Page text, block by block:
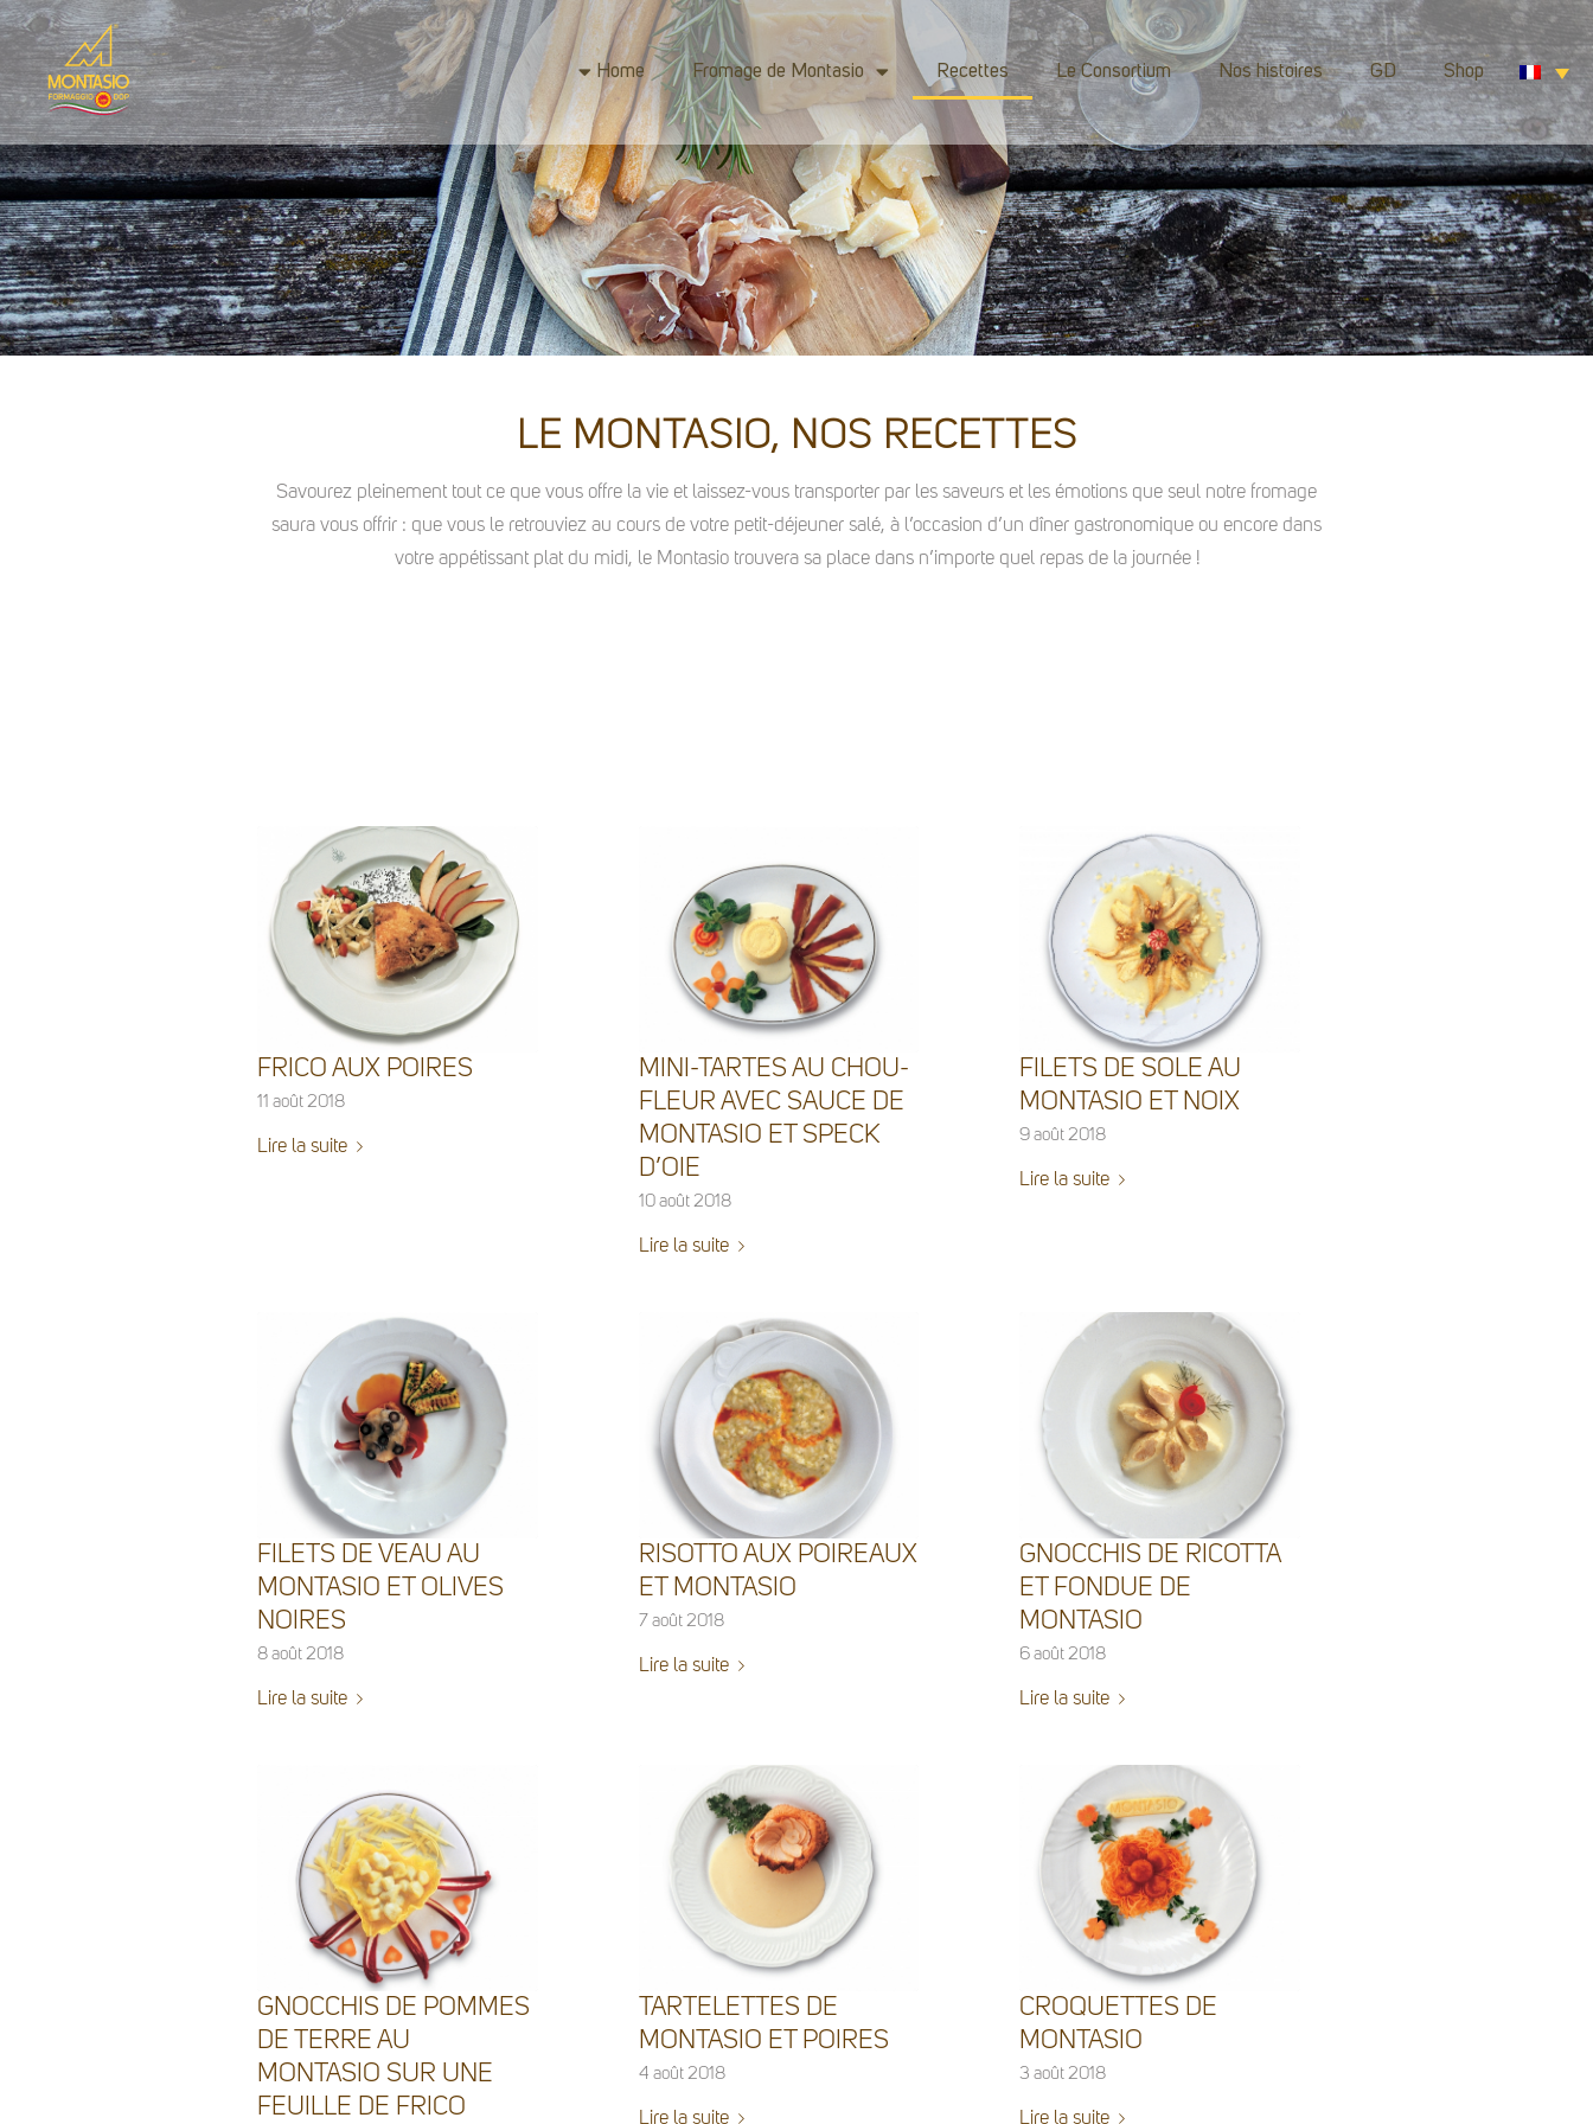
Home Fromage de Montasio Recettes Le Consortium Nos histoires GD Shop
LE MONTASIO, NOS RECETTES
Savourez pleinement tout ce que vous offre la vie et laissez-vous transporter par les saveurs et les émotions que seul notre fromage
saura vous offrir : que vous le retrouviez au cours de votre petit-déjeuner salé, à l’occasion d’un dîner gastronomique ou encore dans
votre appétissant plat du midi, le Montasio trouvera sa place dans n’importe quel repas de la journée !
FRICO AUX POIRES
11 août 2018
Lire la suite
MINI-TARTES AU CHOU-
FLEUR AVEC SAUCE DE
MONTASIO ET SPECK
D’OIE
10 août 2018
Lire la suite
FILETS DE SOLE AU
MONTASIO ET NOIX
9 août 2018
Lire la suite
FILETS DE VEAU AU
MONTASIO ET OLIVES
NOIRES
8 août 2018
Lire la suite
RISOTTO AUX POIREAUX
ET MONTASIO
7 août 2018
Lire la suite
GNOCCHIS DE RICOTTA
ET FONDUE DE
MONTASIO
6 août 2018
Lire la suite
GNOCCHIS DE POMMES
DE TERRE AU
MONTASIO SUR UNE
FEUILLE DE FRICO
TARTELETTES DE
MONTASIO ET POIRES
4 août 2018
Lire la suite
CROQUETTES DE
MONTASIO
3 août 2018
Lire la suite